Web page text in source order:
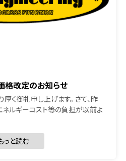
格改定のお知らせ
く御礼申し上げます。 さて、昨
ルギーコスト等の負担が以前よ
っと読む